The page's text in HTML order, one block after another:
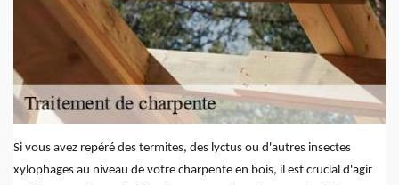
Si vous avez repéré des termites, des lyctus ou d'autres insectes
xylophages au niveau de votre charpente en bois, il est crucial d'agir